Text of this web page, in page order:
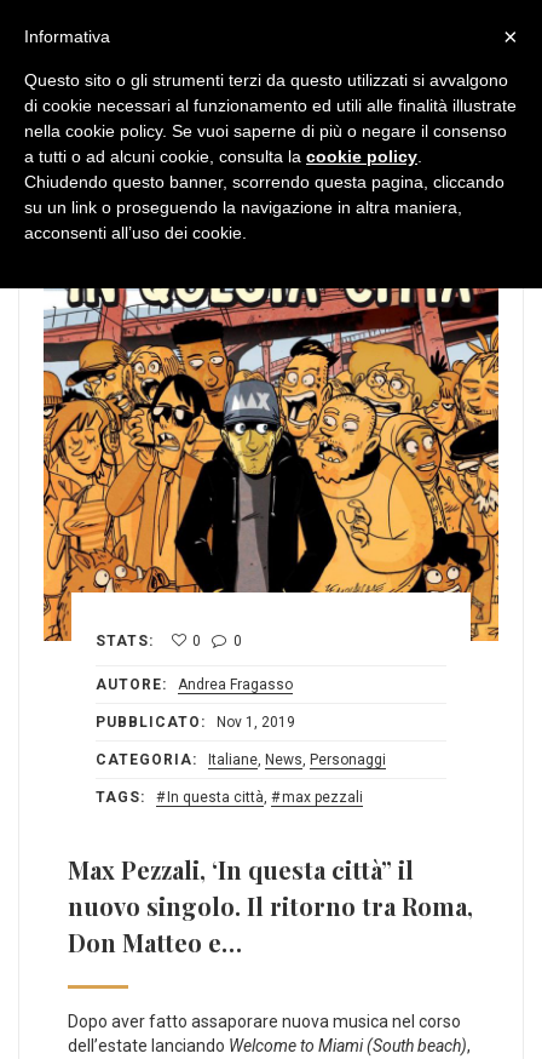
STATS: 0 0
AUTORE: Andrea Fragasso
PUBBLICATO: Nov 1, 2019
CATEGORIA: Italiane, News, Personaggi
TAGS: In questa città, max pezzali
Max Pezzali, ‘In questa città” il
nuovo singolo. Il ritorno tra Roma,
Don Matteo e…
Dopo aver fatto assaporare nuova musica nel corso
dell’estate lanciando Welcome to Miami (South beach),
×
Informativa
Questo sito o gli strumenti terzi da questo utilizzati si avvalgono
di cookie necessari al funzionamento ed utili alle finalità illustrate
nella cookie policy. Se vuoi saperne di più o negare il consenso
a tutti o ad alcuni cookie, consulta la cookie policy
Chiudendo questo banner, scorrendo questa pagina, cliccando
su un link o proseguendo la navigazione in altra maniera,
acconsenti all’uso dei cookie.